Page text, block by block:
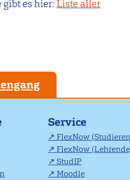
es hier: Liste aller
Service
FlexNow
FlexNow
StudIP
Moodle